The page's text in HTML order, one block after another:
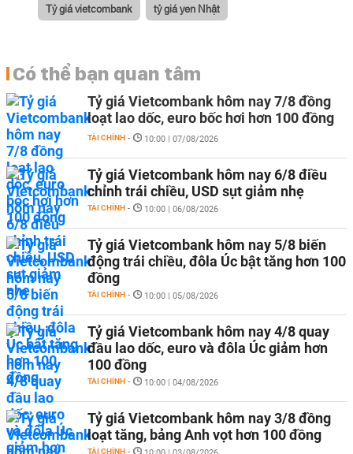
Tỷ giá vietcombank tỷ giá yen Nhật
Có thể bạn quan tâm
Tỷ giá Vietcombank hôm nay 7/8 đồng
loạt lao dốc, euro bốc hơi hơn 100 đồng
TÀI CHÍNH - 10:00 | 07/08/2026
Tỷ giá Vietcombank hôm nay 6/8 điều
chỉnh trái chiều, USD sụt giảm nhẹ
TÀI CHÍNH - 10:00 | 06/08/2026
Tỷ giá Vietcombank hôm nay 5/8 biến
động trái chiều, đôla Úc bật tăng hơn 100
đồng
TÀI CHÍNH - 10:00 | 05/08/2026
Tỷ giá Vietcombank hôm nay 4/8 quay
đầu lao dốc, euro và đôla Úc giảm hơn
100 đồng
TÀI CHÍNH - 10:00 | 04/08/2026
Tỷ giá Vietcombank hôm nay 3/8 đồng
loạt tăng, bảng Anh vọt hơn 100 đồng
TÀI CHÍNH